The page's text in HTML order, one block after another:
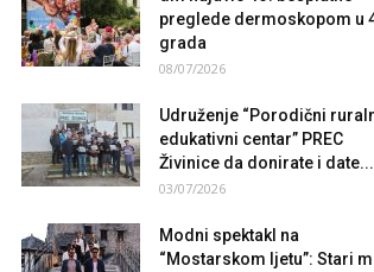
preglede dermoskopom u
grada
08/07/2026
Udruženje “Porodični
edukativni centar” PREC
Živinice da donirate i date...
03/07/2026
Modni spektakl na
“Mostarskom ljetu”: Stari